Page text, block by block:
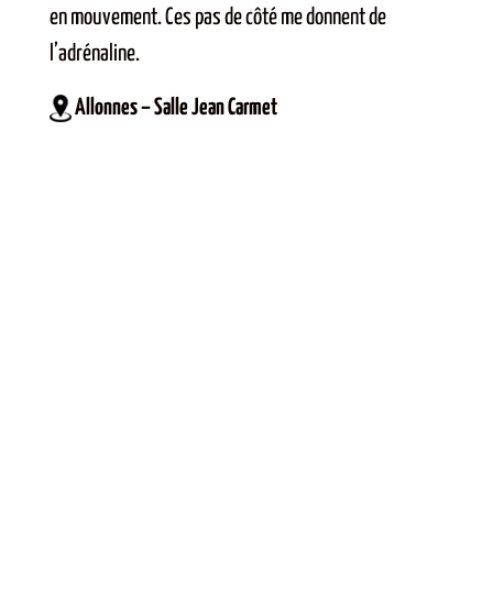
en mouvement. Ces pas de côté me donnent de
l’adrénaline.
Allonnes – Salle Jean Carmet